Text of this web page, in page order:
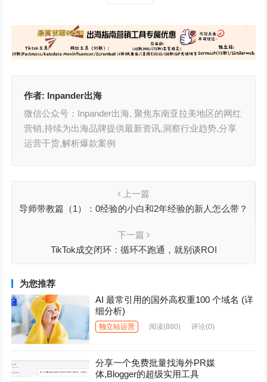
作者: Inpander出海
微信公众号：Inpander出海, 聚焦东南亚拉美地区的网红
营销,持续为出海品牌提供最新资讯,洞察行业趋势,分享
运营干货,解析爆款案例
上一篇
导师带教篇（1）：0经验的小白和2年经验的新人怎么带？
下一篇
TikTok成交闭环：循环不跑通，就别谈ROI
为您推荐
AI 最常引用的国外高权重100 个域名 (详
细分析)
独立站运营 阅读(880) 评论(0)
分享一个免费批量找海外PR媒
体,Blogger的超级实用工具